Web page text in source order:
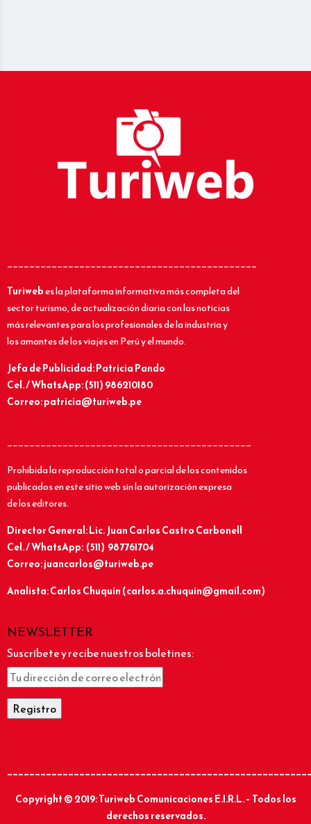
_____________________________________________
Turiwebes la plataforma informativa más completa del
sector turismo, de actualización diaria con las noticias
más relevantes para los profesionales de la industria y
los amantes de los viajes en Perú y el mundo.
Jefa de Publicidad: Patricia Pando
Cel. / WhatsApp: (511) 986210180
Correo: patricia@turiweb.pe
____________________________________________
Prohibida la reproducción total o parcial de los contenidos
publicados en este sitio web sin la autorización expresa
de los editores.
Director General: Lic.Juan Carlos Castro Carbonell
Cel. / WhatsApp: (511) 987761704
Correo: juancarlos@turiweb.pe
Analista: Carlos Chuquín (carlos.a.chuquin@gmail.com)
NEWSLETTER
Suscríbete y recibe nuestros boletines:
Copyright © 2019: Turiweb Comunicaciones E.I.R.L. – Todos los
derechos reservados.